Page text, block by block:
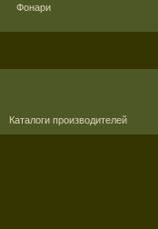
Фонари
Каталоги производителей